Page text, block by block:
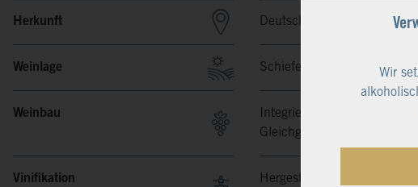
Herkunft Deutschland, Saar
Weinlage
Weinbau
Integrierte
Gleichgewicht zu finden
Vinifikation
Hergestellt mit größter
Wir